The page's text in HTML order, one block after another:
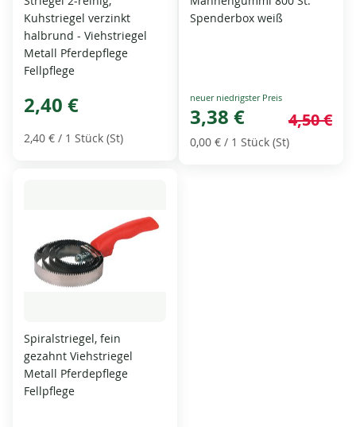
Kuhstriegel verzinkt
halbrund - Viehstriegel
Metall Pferdepflege
Fellpflege
2,40 €
2,40 € / 1 Stück (St)
Spenderbox weiß
Special
Price
3,38 € 4,50 €
0,00 € / 1 Stück (St)
Spiralstriegel, fein
gezahnt Viehstriegel
Metall Pferdepflege
Fellpflege